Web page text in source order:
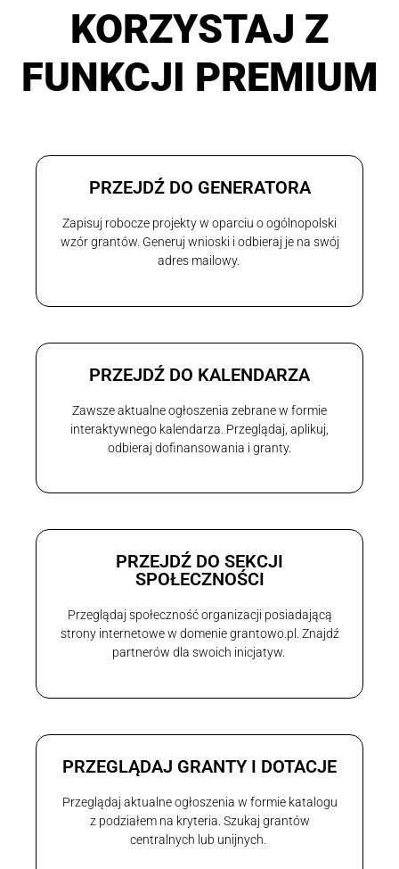
KORZYSTAJ Z
FUNKCJI PREMIUM
PRZEJDŹ DO GENERATORA
Zapisuj robocze projekty w oparciu o ogólnopolski
wzór grantów. Generuj wnioski i odbieraj je na swój
adres mailowy.
PRZEJDŹ DO KALENDARZA
Zawsze aktualne ogłoszenia zebrane w formie
interaktywnego kalendarza. Przeglądaj, aplikuj,
odbieraj dofinansowania i granty.
PRZEJDŹ DO SEKCJI
SPOŁECZNOŚCI
Przeglądaj społeczność organizacji posiadającą
strony internetowe w domenie grantowo.pl. Znajdź
partnerów dla swoich inicjatyw.
PRZEGLĄDAJ GRANTY I DOTACJE
Przeglądaj aktualne ogłoszenia w formie katalogu
z podziałem na kryteria. Szukaj grantów
centralnych lub unijnych.